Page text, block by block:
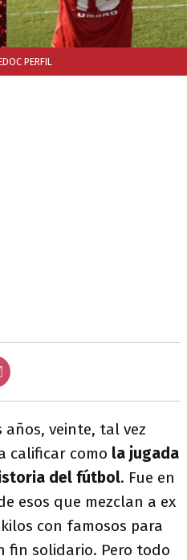
PERFIL
años, veinte, tal vez
calificar como la jugada
del fútbol. Fue en
esos que mezclan a ex
con famosos para
fin solidario. Pero todo